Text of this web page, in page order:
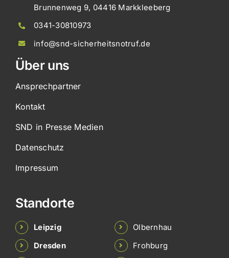
Brunnenweg 9, 04416 Markkleeberg
0341-30810973
info@snd-sicherheitsnotruf.de
Über uns
Ansprechpartner
Kontakt
SND in Presse Medien
Datenschutz
Impressum
Standorte
Leipzig
Dresden
Olbernhau
Frohburg